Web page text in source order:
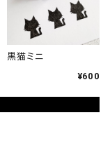
黒猫ミニ
¥600